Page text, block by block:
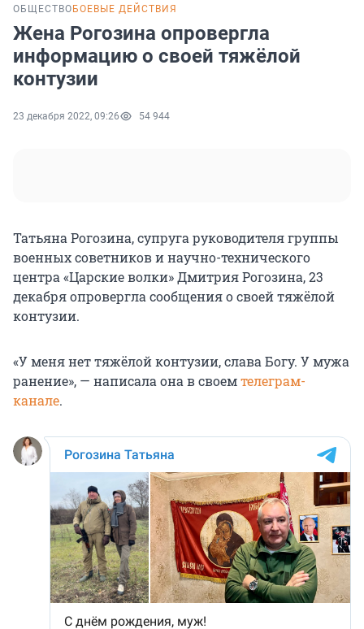
ОБЩЕСТВО БОЕВЫЕ ДЕЙСТВИЯ
Жена Рогозина опровергла
информацию о своей тяжёлой
контузии
23 декабря 2022, 09:26 54 944
Татьяна Рогозина, супруга руководителя группы
военных советников и научно-технического
центра «Царские волки» Дмитрия Рогозина, 23
декабря опровергла сообщения о своей тяжёлой
контузии.
«У меня нет тяжёлой контузии, слава Богу. У мужа
ранение», — написала она в своемтелеграм-
канале.